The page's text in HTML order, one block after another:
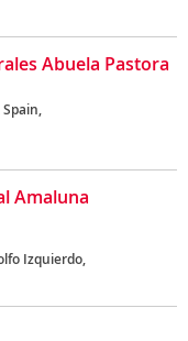
Abuela Pastora
Spain,
Amaluna
Izquierdo,